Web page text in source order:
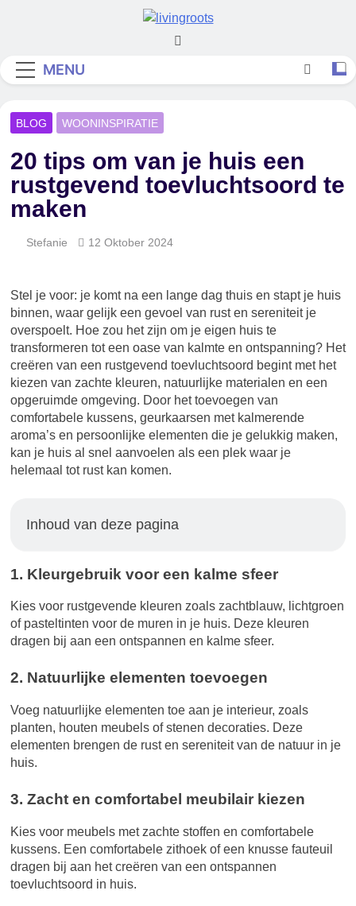
Living Roots
MENU
BLOG WOONINSPIRATIE
20 tips om van je huis een
rustgevend toevluchtsoord te
maken
Stefanie 12 Oktober 2024
Stel je voor: je komt na een lange dag thuis en stapt je huis
binnen, waar gelijk een gevoel van rust en sereniteit je
overspoelt. Hoe zou het zijn om je eigen huis te
transformeren tot een oase van kalmte en ontspanning? Het
creëren van een rustgevend toevluchtsoord begint met het
kiezen van zachte kleuren, natuurlijke materialen en een
opgeruimde omgeving. Door het toevoegen van
comfortabele kussens, geurkaarsen met kalmerende
aroma’s en persoonlijke elementen die je gelukkig maken,
kan je huis al snel aanvoelen als een plek waar je
helemaal tot rust kan komen.
Inhoud van deze pagina
1. Kleurgebruik voor een kalme sfeer
Kies voor rustgevende kleuren zoals zachtblauw, lichtgroen
of pasteltinten voor de muren in je huis. Deze kleuren
dragen bij aan een ontspannen en kalme sfeer.
2. Natuurlijke elementen toevoegen
Voeg natuurlijke elementen toe aan je interieur, zoals
planten, houten meubels of stenen decoraties. Deze
elementen brengen de rust en sereniteit van de natuur in je
huis.
3. Zacht en comfortabel meubilair kiezen
Kies voor meubels met zachte stoffen en comfortabele
kussens. Een comfortabele zithoek of een knusse fauteuil
dragen bij aan het creëren van een ontspannen
toevluchtsoord in huis.